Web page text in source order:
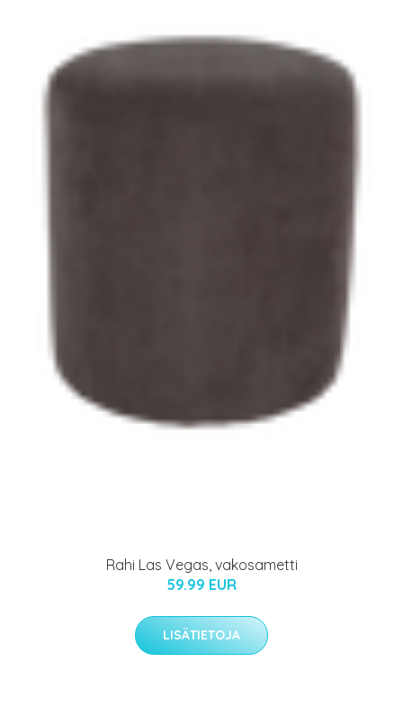
Rahi Las Vegas, vakosametti
59.99 EUR
LISÄTIETOJA